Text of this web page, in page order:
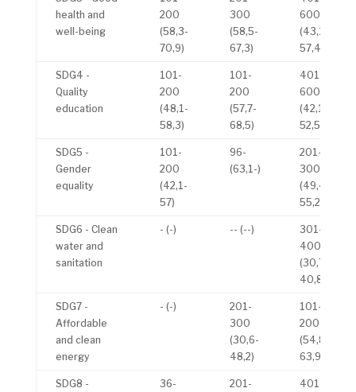
health and
well-being
200
(58,3-
70,9)
300
(58,5-
67,3)
600
(43,1-
57,4)
SDG4 -
Quality
education
101-
200
(48,1-
58,3)
101-
200
(57,7-
68,5)
401-
600
(42,1-
52,5)
SDG5 -
Gender
equality
101-
200
(42,1-
57)
96-
(63,1-)
201-
300
(49,4-
55,2)
SDG6 - Clean
water and
sanitation
- (-) -- (--)
301-
400
(30,7-
40,8)
SDG7 -
Affordable
and clean
energy
- (-)
201-
300
(30,6-
48,2)
101-
200
(54,8-
63,9)
SDG8 -
36-
201-
401-